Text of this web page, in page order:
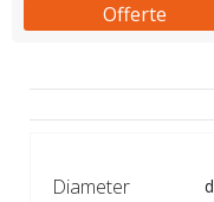
Offerte
Diameter